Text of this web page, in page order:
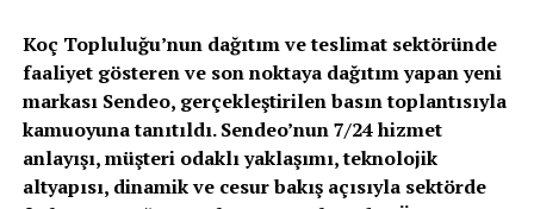
Koç Topluluğu’nun dağıtım ve teslimat sektöründe
faaliyet gösteren ve son noktaya dağıtım yapan yeni
markası Sendeo, gerçekleştirilen basın toplantısıyla
kamuoyuna tanıtıldı. Sendeo’nun 7/24 hizmet
anlayışı, müşteri odaklı yaklaşımı, teknolojik
altyapısı, dinamik ve cesur bakış açısıyla sektörde